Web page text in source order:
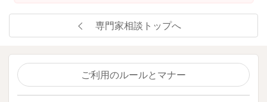
専門家相談トップへ
ご利用のルールとマナー